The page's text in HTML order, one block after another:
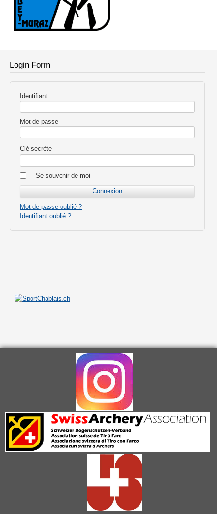
Login Form
Identifiant
Mot de passe
Clé secrète
Se souvenir de moi
Mot de passe oublié ?
Identifiant oublié ?